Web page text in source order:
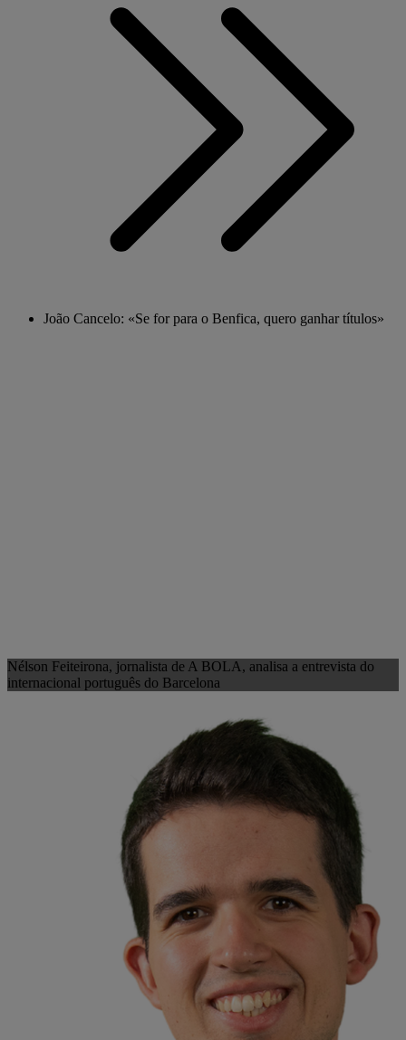
João Cancelo: «Se for para o Benfica, quero ganhar títulos»
Nélson Feiteirona, jornalista de A BOLA, analisa a entrevista do
internacional português do Barcelona